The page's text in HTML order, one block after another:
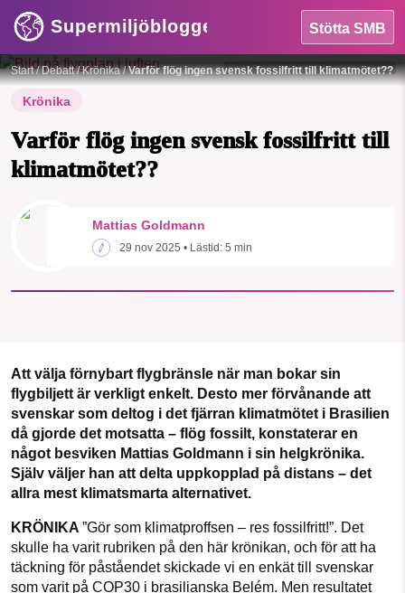
Supermiljöbloggen Stötta SMB
OMRÅDEN
Sök Sparade inlägg Tipsa oss
Facebook Instagram BlueSky
Threads
Start/Debatt/Krönika/Varför flög ingen svensk fossilfritt till klimatmötet??
Krönika
Varför flög ingen svensk fossilfritt till
klimatmötet??
Foto:Kevin Woblick / Unsplash License
Mattias Goldmann
29 nov 2025 • Lästid: 5 min
Att välja förnybart flygbränsle när man bokar sin
flygbiljett är verkligt enkelt. Desto mer förvånande att
svenskar som deltog i det fjärran klimatmötet i Brasilien
då gjorde det motsatta – flög fossilt, konstaterar en
något besviken Mattias Goldmann i sin helgkrönika.
Själv väljer han att delta uppkopplad på distans – det
allra mest klimatsmarta alternativet.
KRÖNIKA ”Gör som klimatproffsen – res fossilfritt!”. Det
skulle ha varit rubriken på den här krönikan, och för att ha
täckning för påståendet skickade vi en enkät till svenskar
som varit på COP30 i brasilianska Belém. Men resultatet
SMB kämpar för en hållbar framtid. Sedan
starten 2010 har vår ideella redaktion
nyhetsbevakning och granskningar. Nu
Stötta vårt arbete genom att swisha en slant till
1231368703
Läs vad vi vill göra